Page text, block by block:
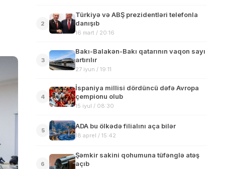
2
Türkiyə və ABŞ prezidentləri telefonla
danışıb
16 mart / 20:16
3
Bakı-Balakən-Bakı qatarının vaqon sayı
artırılır
27 iyun / 19:11
4
İspaniya millisi dördüncü dəfə Avropa
çempionu olub
15 iyul / 08:30
5
ADA bu ölkədə filialını aça bilər
18 aprel / 15:42
6
Şəmkir sakini qohumuna tüfənglə atəş
açıb